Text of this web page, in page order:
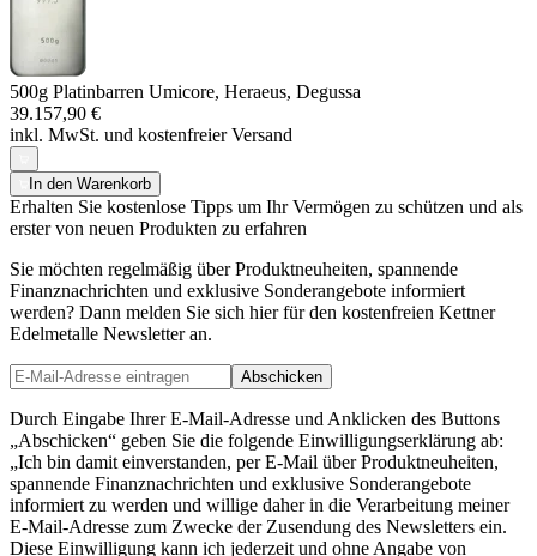
500g Platinbarren Umicore, Heraeus, Degussa
39.157,90 €
inkl. MwSt. und kostenfreier Versand
In den Warenkorb
Erhalten Sie kostenlose Tipps um Ihr Vermögen zu schützen und als
erster von neuen Produkten zu erfahren
Sie möchten regelmäßig über Produktneuheiten, spannende
Finanznachrichten und exklusive Sonderangebote informiert
werden? Dann melden Sie sich hier für den kostenfreien Kettner
Edelmetalle Newsletter an.
Abschicken
Durch Eingabe Ihrer E-Mail-Adresse und Anklicken des Buttons
„Abschicken“ geben Sie die folgende Einwilligungserklärung ab:
„Ich bin damit einverstanden, per E-Mail über Produktneuheiten,
spannende Finanznachrichten und exklusive Sonderangebote
informiert zu werden und willige daher in die Verarbeitung meiner
E-Mail-Adresse zum Zwecke der Zusendung des Newsletters ein.
Diese Einwilligung kann ich jederzeit und ohne Angabe von